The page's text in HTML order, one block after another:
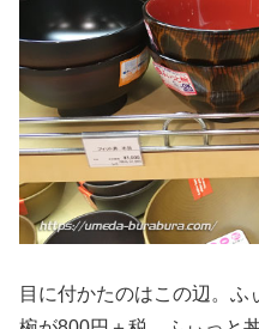
目に付かたのはこの辺。